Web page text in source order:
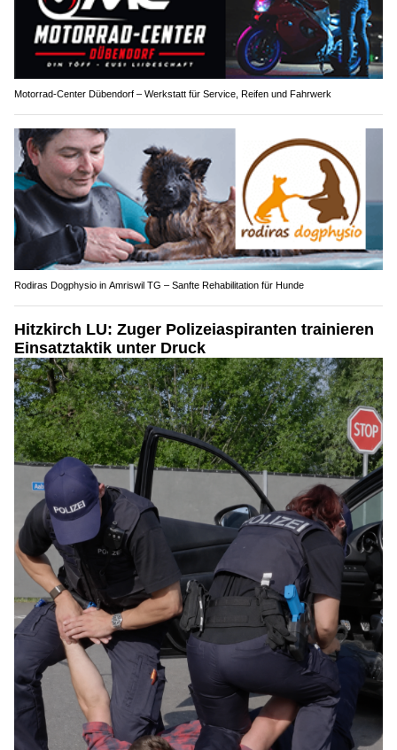
Motorrad-Center Dübendorf – Werkstatt für Service, Reifen und Fahrwerk
Rodiras Dogphysio in Amriswil TG – Sanfte Rehabilitation für Hunde
Hitzkirch LU: Zuger Polizeiaspiranten trainieren
Einsatztaktik unter Druck